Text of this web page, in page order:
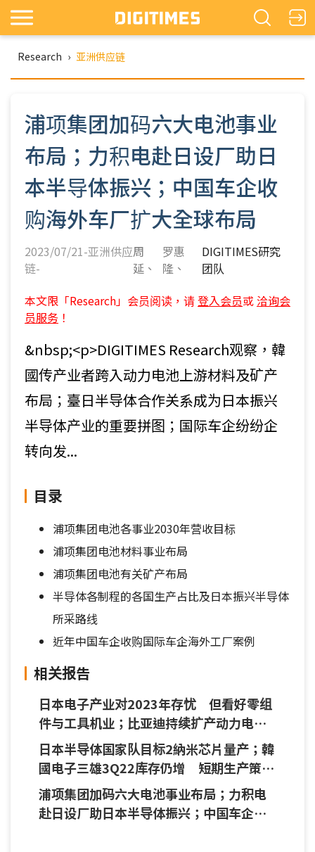
Research › 亚洲供应链
浦项集团加码六大电池事业
布局；力积电赴日设厂助日
本半导体振兴；中国车企收
购海外车厂扩大全球布局
2023/07/21-亚洲供应
链-
周
延
罗惠
隆
DIGITIMES研究
团队
本文限「Research」会员阅读，请登入会员或 洽询会
员服务 ！
&nbsp;<p>DIGITIMES Research观察，韓
國传产业者跨入动力电池上游材料及矿产
布局；臺日半导体合作关系成为日本振兴
半导体产业的重要拼图；国际车企纷纷企
转向发...
目录
浦项集团电池各事业2030年营收目标
浦项集团电池材料事业布局
浦项集团电池有关矿产布局
半导体各制程的各国生产占比及日本振兴半导体
所采路线
近年中国车企收购国际车企海外工厂案例
相关报告
日本电子产业对2023年存忧 但看好零组
件与工具机业；比亚迪持续扩产动力电
池；现代汽车首度中东设组装厂
日本半导体国家队目标2納米芯片量产；韓
國电子三雄3Q22库存仍增 短期生产策略
或有异同；中国电池业者续获外资车企订
单
浦项集团加码六大电池事业布局；力积电
赴日设厂助日本半导体振兴；中国车企收